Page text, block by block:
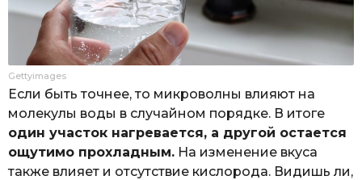
Gettyimages
Если быть точнее, то микроволны влияют на
молекулы воды в случайном порядке. В итоге
один участок нагревается, а другой остается
ощутимо прохладным. На изменение вкуса
также влияет и отсутствие кислорода. Видишь ли,